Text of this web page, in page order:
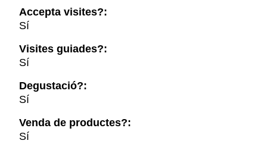
Accepta visites?:
Sí
Visites guiades?:
Sí
Degustació?:
Sí
Venda de productes?:
Sí